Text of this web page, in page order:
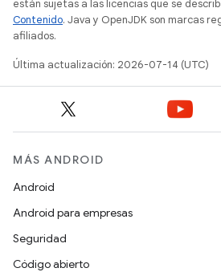
están sujetas a las licencias que se
Contenido. Java y OpenJDK son marcas
afiliados.
Última actualización: 2026-07-14 (UTC)
MÁS ANDROID
Android
Android para empresas
Seguridad
Código abierto